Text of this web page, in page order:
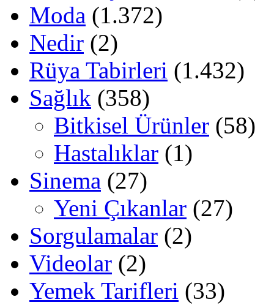
Moda (1.372)
Nedir (2)
Rüya Tabirleri (1.432)
Sağlık (358)
Bitkisel Ürünler (58)
Hastalıklar (1)
Sinema (27)
Yeni Çıkanlar (27)
Sorgulamalar (2)
Videolar (2)
Yemek Tarifleri (33)